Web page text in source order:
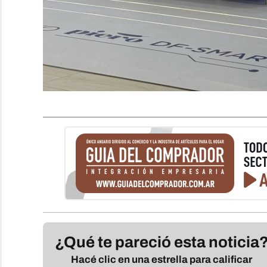
¿Qué te pareció esta
Hacé clic en una estrella para calificar